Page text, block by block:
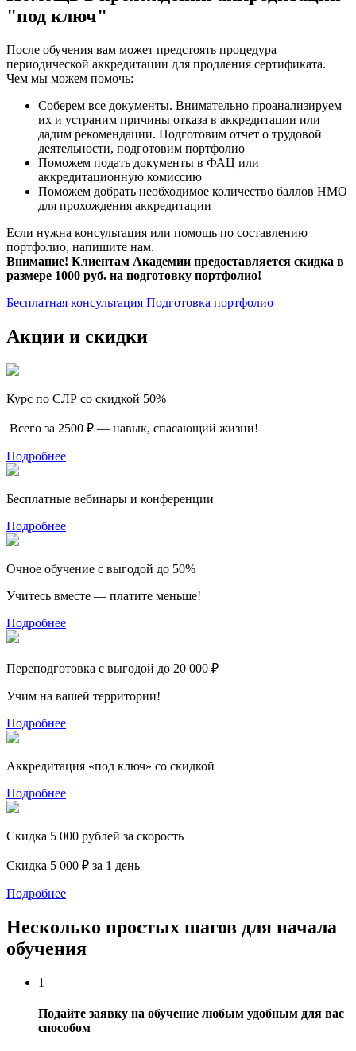
"под ключ"
После обучения вам может предстоять процедура
периодической аккредитации для продления сертификата.
Чем мы можем помочь:
Соберем все документы. Внимательно проанализируем
их и устраним причины отказа в аккредитации или
дадим рекомендации. Подготовим отчет о трудовой
деятельности, подготовим портфолио
Поможем подать документы в ФАЦ или
аккредитационную комиссию
Поможем добрать необходимое количество баллов НМО
для прохождения аккредитации
Если нужна консультация или помощь по составлению
портфолио, напишите нам.
Внимание! Клиентам Академии предоставляется скидка в
размере 1000 руб. на подготовку портфолио!
Бесплатная консультация Подготовка портфолио
Акции и скидки
Курс по СЛР со скидкой 50%
Всего за 2500 ₽ — навык, спасающий жизни!
Подробнее
Бесплатные вебинары и конференции
Подробнее
Очное обучение с выгодой до 50%
Учитесь вместе — платите меньше!
Подробнее
Переподготовка с выгодой до 20 000 ₽
Учим на вашей территории!
Подробнее
Аккредитация «под ключ» со скидкой
Подробнее
Скидка 5 000 рублей за скорость
Скидка 5 000 ₽ за 1 день
Подробнее
Несколько простых шагов для начала
обучения
1
Подайте заявку на обучение любым удобным для вас
способом